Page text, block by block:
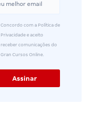
Concordo com a Política de
Privacidade e aceito
receber comunicações do
Gran Cursos Online.